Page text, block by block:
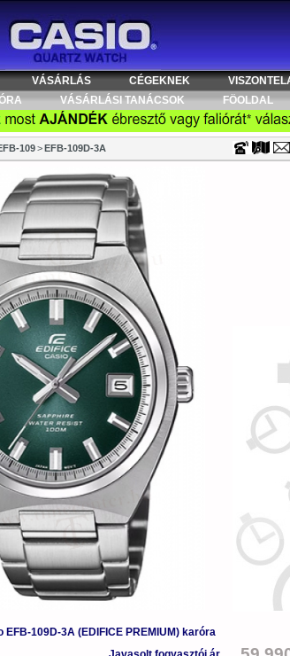
VÁSÁRLÁS CÉGEKNEK
VÁSÁRLÁSI TANÁCSOK FÖOLDAL
109 > EFB-109D-3A
EFB-109D-3A (EDIFICE PREMIUM) karóra